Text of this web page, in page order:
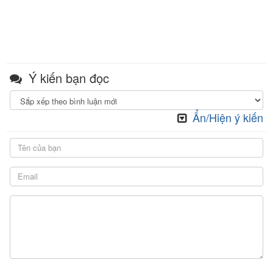
Ý kiến bạn đọc
Ẩn/Hiện ý kiến